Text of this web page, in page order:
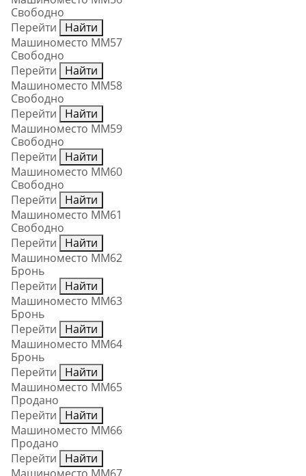
Свободно
Перейти
Найти
Машиноместо ММ57
Свободно
Перейти
Найти
Машиноместо ММ58
Свободно
Перейти
Найти
Машиноместо ММ59
Свободно
Перейти
Найти
Машиноместо ММ60
Свободно
Перейти
Найти
Машиноместо ММ61
Свободно
Перейти
Найти
Машиноместо ММ62
Бронь
Перейти
Найти
Машиноместо ММ63
Бронь
Перейти
Найти
Машиноместо ММ64
Бронь
Перейти
Найти
Машиноместо ММ65
Продано
Перейти
Найти
Машиноместо ММ66
Продано
Перейти
Найти